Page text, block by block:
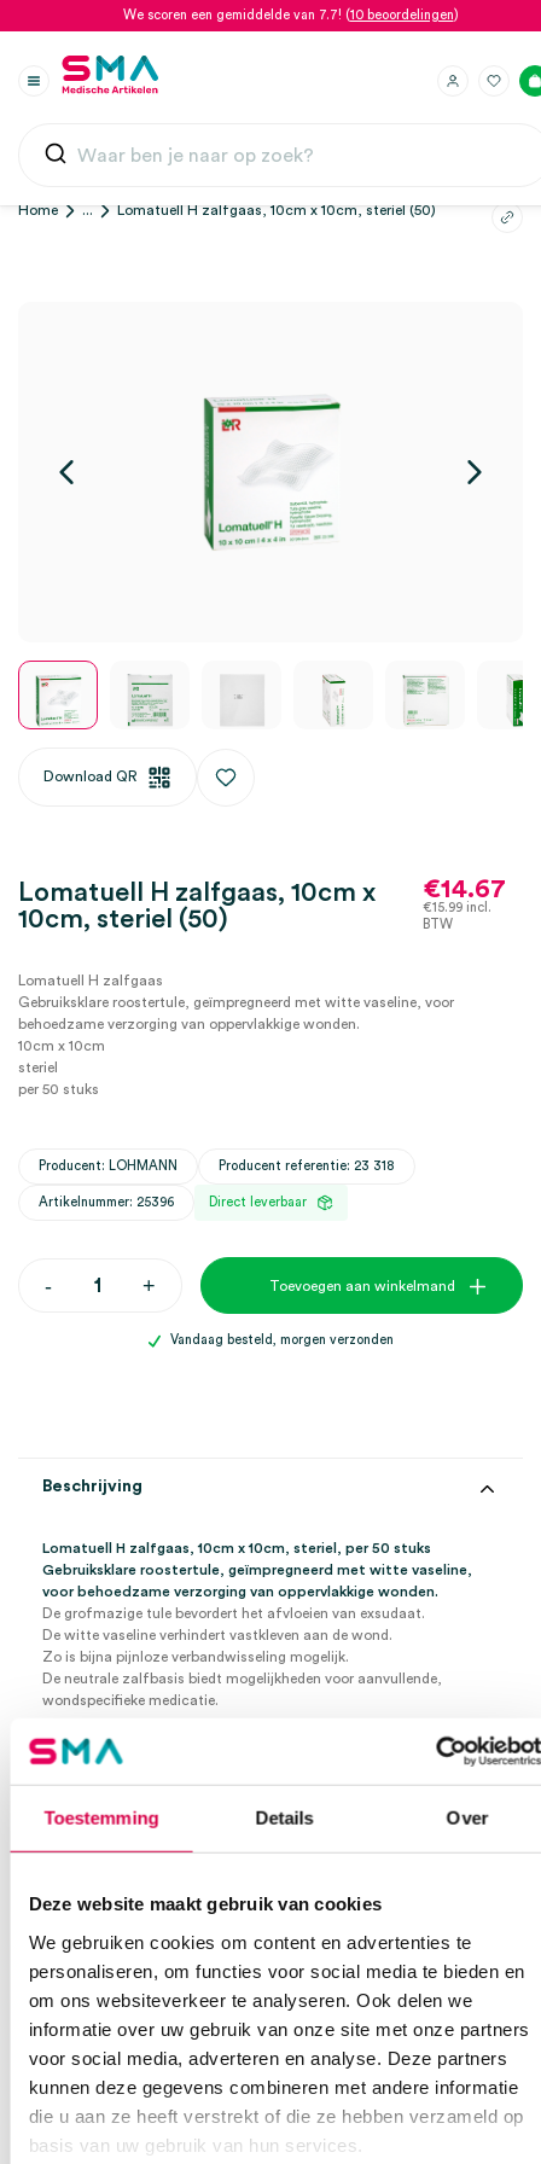
Toestemming Details Over
Deze website maakt gebruik van cookies
We gebruiken cookies om content en advertenties te
personaliseren, om functies voor social media te bieden en
om ons websiteverkeer te analyseren. Ook delen we
informatie over uw gebruik van onze site met onze partners
voor social media, adverteren en analyse. Deze partners
kunnen deze gegevens combineren met andere informatie
die u aan ze heeft verstrekt of die ze hebben verzameld op
basis van uw gebruik van hun services.
We scoren een gemiddelde van 7.7! (10 beoordelingen)
Home ... Lomatuell H zalfgaas, 10cm x 10cm, steriel (50)
Download QR
Lomatuell H zalfgaas, 10cm x
10cm, steriel (50)
€14.67
€15.99 incl.
BTW
Lomatuell H zalfgaas
Gebruiksklare roostertule, geïmpregneerd met witte vaseline, voor
behoedzame verzorging van oppervlakkige wonden.
10cm x 10cm
steriel
per 50 stuks
Producent: LOHMANN Producent referentie: 23 318
Artikelnummer: 25396 Direct leverbaar
-Lomatuell
+ Toevoegen aan winkelmand
Vandaag besteld, morgen verzonden
Beschrijving
Lomatuell H zalfgaas, 10cm x 10cm, steriel, per 50 stuks
Gebruiksklare roostertule, geïmpregneerd met witte vaseline,
voor behoedzame verzorging van oppervlakkige wonden.
De grofmazige tule bevordert het afvloeien van exsudaat.
De witte vaseline verhindert vastkleven aan de wond.
Zo is bijna pijnloze verbandwisseling mogelijk.
De neutrale zalfbasis biedt mogelijkheden voor aanvullende,
wondspecifieke medicatie.
steriel
PZN-nr: A 1002892 B 433904
Aantal 50 stuks
Steriel steriel
Beoordelingen
Er zijn nog geen beoordelingen.
Waarom Medische Artikelen?
Op voorraad? Vandaag besteld, vandaag verzonden
Vaste klanten, vaste korting
Geen klein order toeslag vanaf €75 bestelwaarde